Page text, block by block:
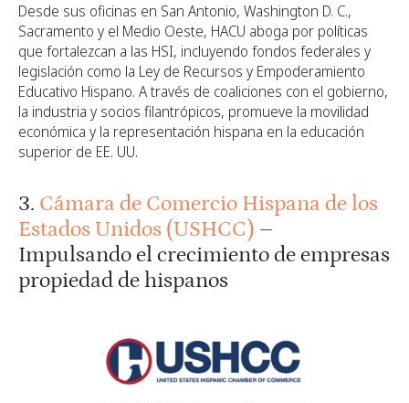
Desde sus oficinas en San Antonio, Washington D. C.,
Sacramento y el Medio Oeste, HACU aboga por políticas
que fortalezcan a las HSI, incluyendo fondos federales y
legislación como la Ley de Recursos y Empoderamiento
Educativo Hispano. A través de coaliciones con el gobierno,
la industria y socios filantrópicos, promueve la movilidad
económica y la representación hispana en la educación
superior de EE. UU.
3. Cámara de Comercio Hispana de los
Estados Unidos (USHCC) –
Impulsando el crecimiento de empresas
propiedad de hispanos